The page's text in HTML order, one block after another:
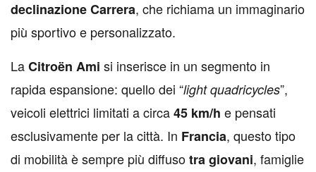
declinazione Carrera, che richiama un immaginario
più sportivo e personalizzato.
LaCitroën Ami si inserisce in un segmento in
rapida espansione: quello dei “light quadricycles”,
veicoli elettrici limitati a circa45 km/h e pensati
esclusivamente per la città. In Francia, questo tipo
di mobilità è sempre più diffusotra giovani, famiglie